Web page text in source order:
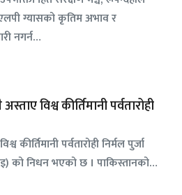
ग्यासको कृतिम अभाव र
नगर्न…
विश्व कीर्तिमानी पर्वतारोही
कीर्तिमानी पर्वतारोही निर्मल पुर्जा
को निधन भएको छ । पाकिस्तानको…